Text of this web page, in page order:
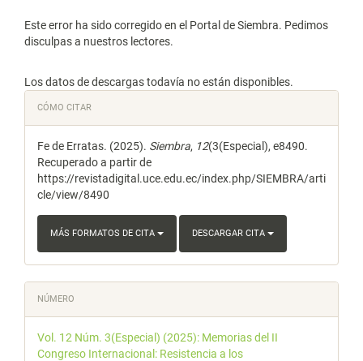
Este error ha sido corregido en el Portal de Siembra. Pedimos
disculpas a nuestros lectores.
Los datos de descargas todavía no están disponibles.
Detalles
del
artículo
CÓMO CITAR
Fe de Erratas. (2025). Siembra, 12(3(Especial), e8490.
Recuperado a partir de
https://revistadigital.uce.edu.ec/index.php/SIEMBRA/arti
cle/view/8490
MÁS FORMATOS DE CITA DESCARGAR CITA
NÚMERO
Vol. 12 Núm. 3(Especial) (2025): Memorias del II
Congreso Internacional: Resistencia a los